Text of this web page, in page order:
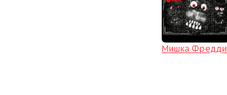
Мишка Фредди